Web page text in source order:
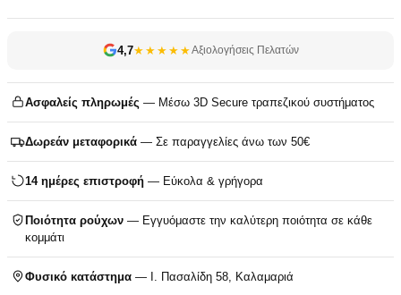
4,7★★★★★Αξιολογήσεις Πελατών
Ασφαλείς πληρωμές — Μέσω 3D Secure τραπεζικού συστήματος
Δωρεάν μεταφορικά — Σε παραγγελίες άνω των 50€
14 ημέρες επιστροφή — Εύκολα & γρήγορα
Ποιότητα ρούχων — Εγγυόμαστε την καλύτερη ποιότητα σε κάθε
κομμάτι
Φυσικό κατάστημα — Ι. Πασαλίδη 58, Καλαμαριά